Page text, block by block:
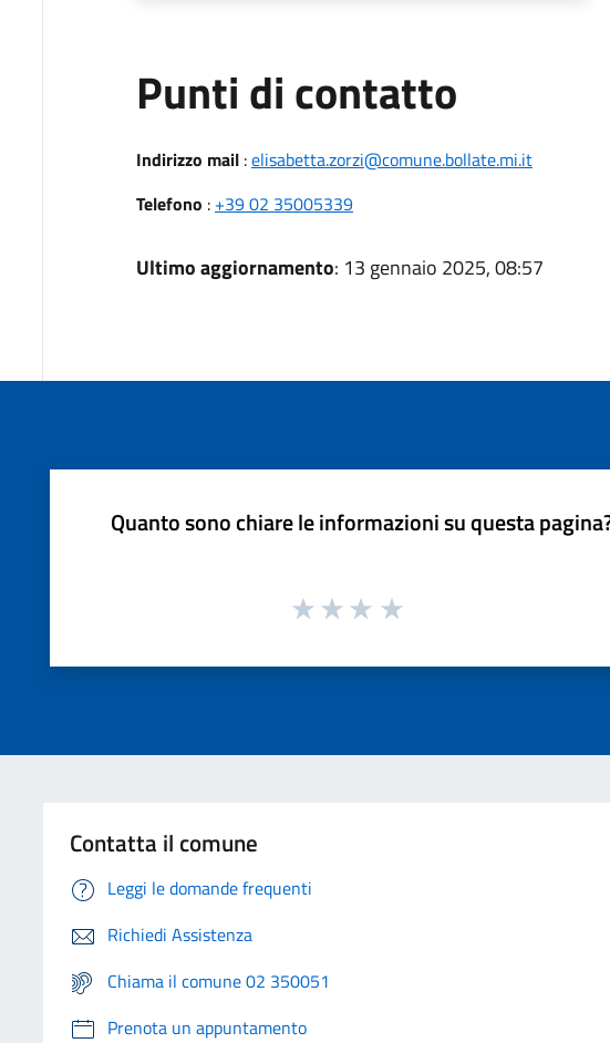
Punti di contatto
Indirizzo mail:elisabetta.zorzi@comune.bollate.mi.it
Telefono : +39 02 35005339
Ultimo aggiornamento: 13 gennaio 2025, 08:57
Quanto sono chiare le informazioni su questa
Contatta il comune
Leggi le domande frequenti
Richiedi Assistenza
Chiama il comune 02 350051
Prenota un appuntamento